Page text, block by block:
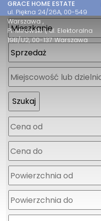
GRACE HOME ESTATE
ul. Piękna 24/26A, 00-549
Warszawa
Pl. Mirowski 1, ul. Elektoralna
19B/U2, 00-137 Warszawa